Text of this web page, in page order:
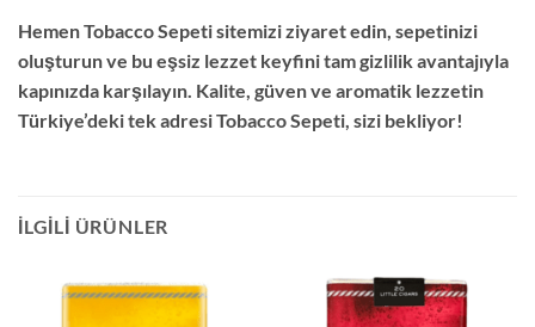
Hemen Tobacco Sepeti sitemizi ziyaret edin, sepetinizi
oluşturun ve bu eşsiz lezzet keyfini tam gizlilik avantajıyla
kapınızda karşılayın. Kalite, güven ve aromatik lezzetin
Türkiye’deki tek adresi Tobacco Sepeti, sizi bekliyor!
İLGILI ÜRÜNLER